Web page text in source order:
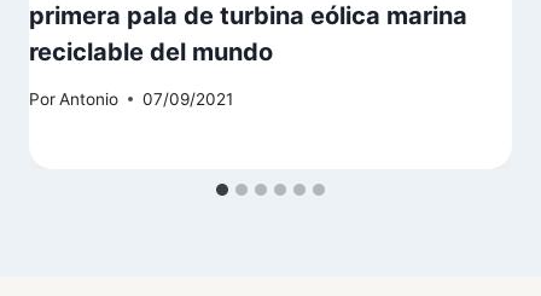
primera pala de turbina eólica marina
reciclable del mundo
PorAntonio 07/09/2021